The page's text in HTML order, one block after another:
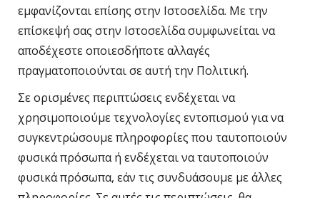
εμφανίζονται επίσης στην Ιστοσελίδα. Με την
επίσκεψή σας στην Ιστοσελίδα συμφωνείται να
αποδέχεστε οποιεσδήποτε αλλαγές
πραγματοποιούνται σε αυτή την Πολιτική.
Σε ορισμένες περιπτώσεις ενδέχεται να
χρησιμοποιούμε τεχνολογίες εντοπισμού για να
συγκεντρώσουμε πληροφορίες που ταυτοποιούν
φυσικά πρόσωπα ή ενδέχεται να ταυτοποιούν
φυσικά πρόσωπα, εάν τις συνδυάσουμε με άλλες